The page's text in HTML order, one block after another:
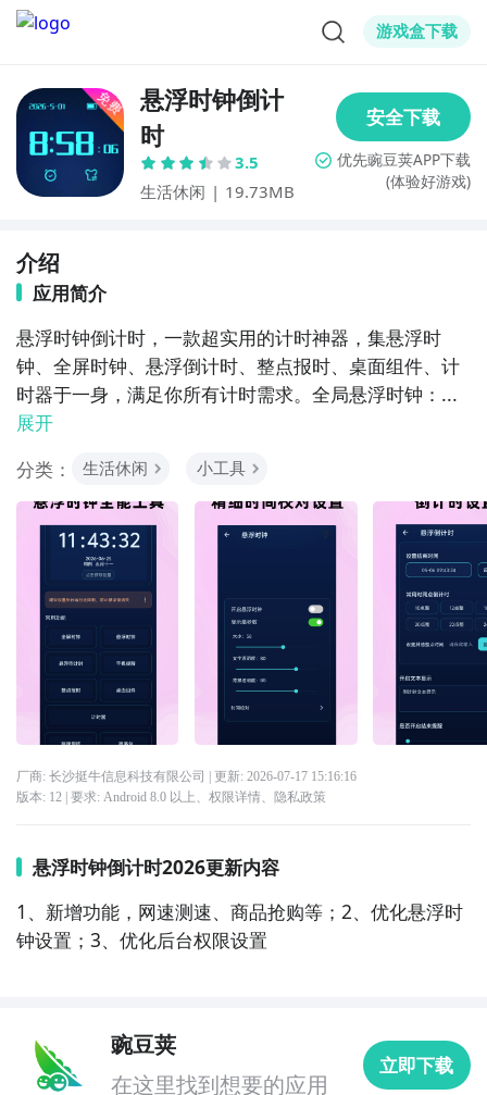
游戏盒下载
悬浮时钟倒计
时
3.5
生活休闲 | 19.73MB (体验好游戏)
介绍
应用简介
悬浮时钟倒计时，一款超实用的计时神器，集悬浮时
钟、全屏时钟、悬浮倒计时、整点报时、桌面组件、计
时器于一身，满足你所有计时需求。全局悬浮时钟：...
展开
分类：
生活休闲 小工具
厂商: 长沙挺牛信息科技有限公司 | 更新: 2026-07-17 15:16:16
版本: 12| 要求: Android 8.0 以上、 权限详情、 隐私政策
悬浮时钟倒计时2026更新内容
1、新增功能，网速测速、商品抢购等；2、优化悬浮时
钟设置；3、优化后台权限设置
豌豆荚
在这里找到想要的应用
立即下载